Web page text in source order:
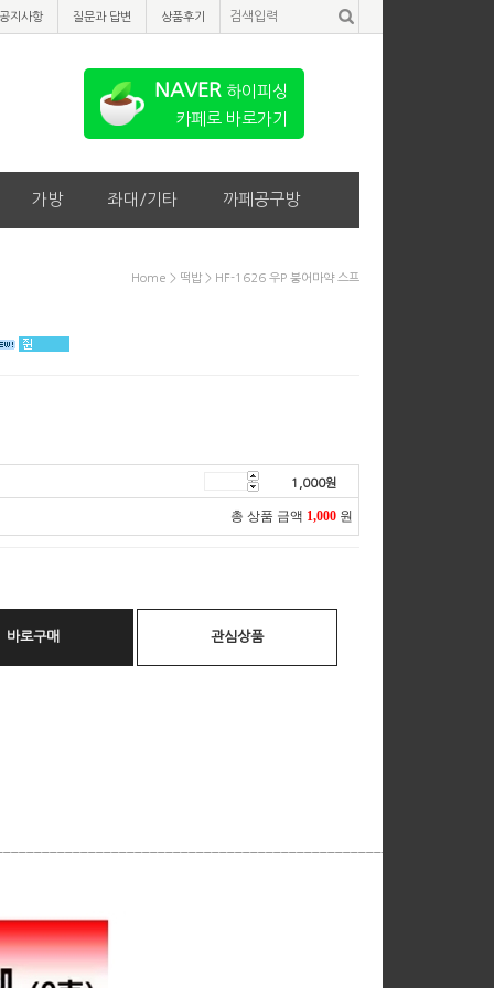
공지사항 질문과 답변 상품후기
가방 좌대/기타 까페공구방
NAVER 하이피싱
카페로 바로가기
Home > 떡밥> HF-1626 우P 붕어마약 스프
1,000원
총 상품 금액 1,000 원
바로구매 관심상품